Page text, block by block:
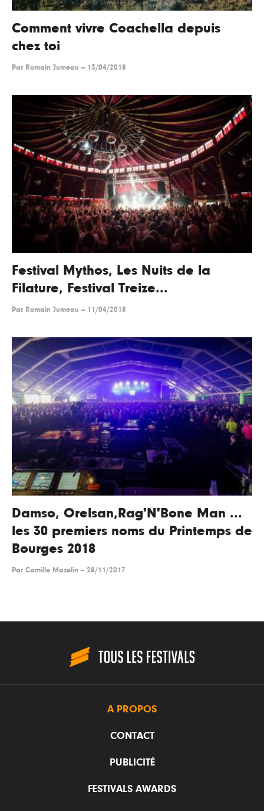
Comment vivre Coachella depuis
chez toi
Par Romain Jumeau -- 13/04/2018
Festival Mythos, Les Nuits de la
Filature, Festival Treize...
Par Romain Jumeau -- 11/04/2018
Damso, Orelsan,Rag'N'Bone Man ...
les 30 premiers noms du Printemps de
Bourges 2018
Par Camille Mazelin -- 28/11/2017
A PROPOS
CONTACT
PUBLICITÉ
FESTIVALS AWARDS